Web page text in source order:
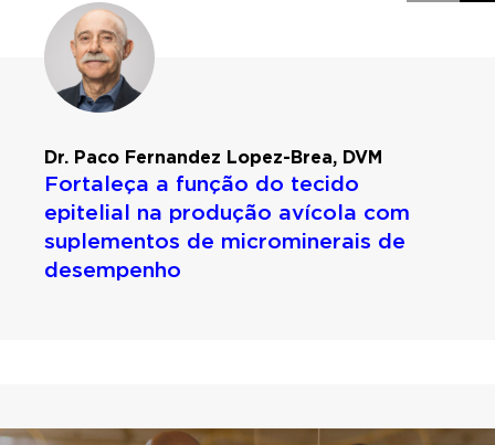
Dr. Paco Fernandez Lopez-Brea, DVM
Fortaleça a função do tecido
epitelial na produção avícola com
suplementos de microminerais de
desempenho